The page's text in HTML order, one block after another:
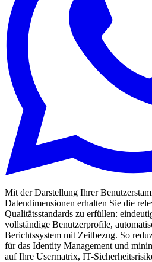
Mit der Darstellung Ihrer
Datendimensionen erhalten Sie die
Qualitätsstandards zu erfüllen:
vollständige Benutzerprofile,
Berichtssystem mit Zeitbezug. So
für das Identity Management und
auf Ihre Usermatrix, IT-